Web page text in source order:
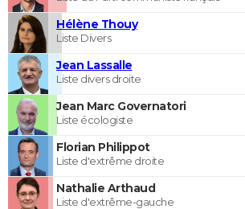
Hélène Thouy
Liste Divers
Jean Lassalle
Liste divers droite
Jean Marc Governatori
Liste écologiste
Florian Philippot
Liste d'extrême droite
Nathalie Arthaud
Liste d'extrême-gauche